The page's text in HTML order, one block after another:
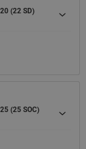
(22 SD)
(25 SOC)